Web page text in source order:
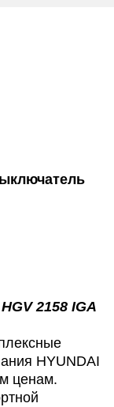
2158 IGA
HYUNDAI
ценам.